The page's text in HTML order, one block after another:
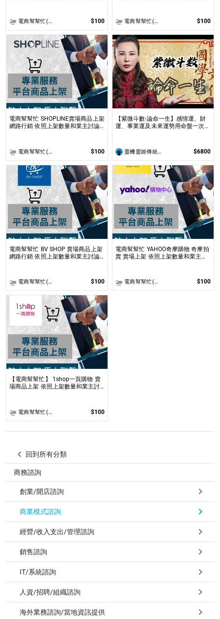
電商幫幫忙(電商平台代營運/電商上架/運營策略/網路行銷) $100 電商幫幫忙(電商平台代營運/電商上架/運營策略/網路行銷) $100
電商幫幫忙 SHOPLINE賣場商品上架
網路行銷 依照上架數量和業主討論
電商幫幫忙(電商平台代營運/電商上架/運營策略/網路行銷) $100
【紫微斗數-論命一生】感情運、財
運、事業運及未來運勢用命盤一次解
年大限﹑大運，輕鬆迎接豐盛未來
靈機靈姬傳統文化學院 $6800
電商幫幫忙 BV SHOP 賣場商品上架
網路行銷 依照上架數量和業主討論
電商幫幫忙(電商平台代營運/電商上架/運營策略/網路行銷) $100
電商幫幫忙 YAHOO奇摩購物 奇摩拍
賣 賣場上架 依照上架數量和業主討
電商幫幫忙(電商平台代營運/電商上架/運營策略/網路行銷) $100
【電商幫幫忙】 1shop一頁購物 賣
場商品上架 依照上架數量和業主討
電商幫幫忙(電商平台代營運/電商上架/運營策略/網路行銷) $100
回到所有分類
商務諮詢
創業/開店諮詢
商業模式諮詢
經營/收入支出/管理諮詢
銷售諮詢
IT/系統諮詢
人資/招聘/組織諮詢
海外業務諮詢/當地資訊提供